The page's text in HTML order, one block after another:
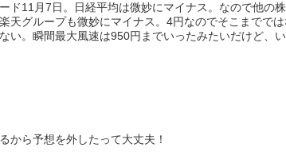
ド11月7日。日経平均は微妙にマイナス。なので他の
天グループも微妙にマイナス。4円なのでそこまでで
い。瞬間最大風速は950円までいったみたいだけど、
から予想を外したって大丈夫！